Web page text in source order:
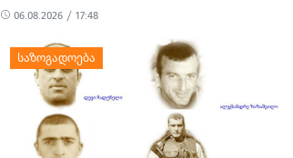
06.08.2026 / 17:48